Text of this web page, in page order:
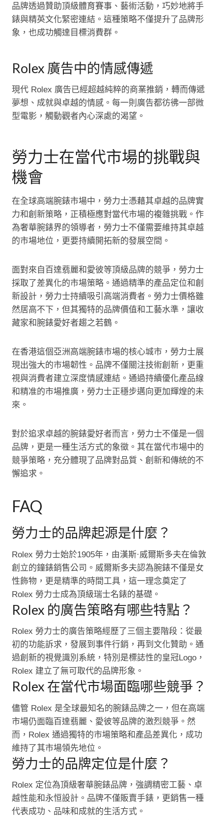
品牌透過贊助頂級體育賽事、藝術活動，巧妙地將手
錶與精英文化緊密連結。這種策略不僅提升了品牌形
象，也成功觸達目標消費群。
Rolex 廣告中的情感傳遞
現代 Rolex 廣告已經超越純粹的商業推銷，轉而傳遞
夢想、成就與卓越的情感。每一則廣告都彷彿一部微
型電影，觸動觀者內心深處的渴望。
勞力士在當代市場的挑戰與
機會
在全球高端腕錶市場中，勞力士憑藉其卓越的品牌實
力和創新策略，正積極應對當代市場的複雜挑戰。作
為奢華腕錶界的領導者，勞力士不僅需要維持其卓越
的市場地位，更要持續開拓新的發展空間。
面對來自百達翡麗和愛彼等頂級品牌的競爭，勞力士
採取了差異化的市場策略。通過精準的產品定位和創
新設計，勞力士持續吸引高端消費者。勞力士價格雖
然居高不下，但其獨特的品牌價值和工藝水準，讓收
藏家和腕錶愛好者趨之若鶴。
在香港這個亞洲高端腕錶市場的核心城市，勞力士展
現出強大的市場韌性。品牌不僅關注技術創新，更重
視與消費者建立深度情感連結。通過持續優化產品線
和精准的市場推廣，勞力士正穩步邁向更加輝煌的未
來。
對於追求卓越的腕錶愛好者而言，勞力士不僅是一個
品牌，更是一種生活方式的象徵。其在當代市場中的
競爭策略，充分體現了品牌對品質、創新和傳統的不
懈追求。
FAQ
勞力士的品牌起源是什麼？
Rolex 勞力士始於1905年，由漢斯·威爾斯多夫在倫敦
創立的鐘錶銷售公司。威爾斯多夫認為腕錶不僅是女
性飾物，更是精準的時間工具，這一理念奠定了
Rolex 勞力士成為頂級瑞士名錶的基礎。
Rolex 的廣告策略有哪些特點？
Rolex 勞力士的廣告策略經歷了三個主要階段：從最
初的功能訴求，發展到事件行銷，再到文化贊助。通
過創新的視覺識別系統，特別是標誌性的皇冠Logo，
Rolex 建立了無可取代的品牌形象。
Rolex 在當代市場面臨哪些競爭？
儘管 Rolex 是全球最知名的腕錶品牌之一，但在高端
市場仍面臨百達翡麗、愛彼等品牌的激烈競爭。然
而，Rolex 通過獨特的市場策略和產品差異化，成功
維持了其市場領先地位。
勞力士的品牌定位是什麼？
Rolex 定位為頂級奢華腕錶品牌，強調精密工藝、卓
越性能和永恒設計。品牌不僅販賣手錶，更銷售一種
代表成功、品味和成就的生活方式。